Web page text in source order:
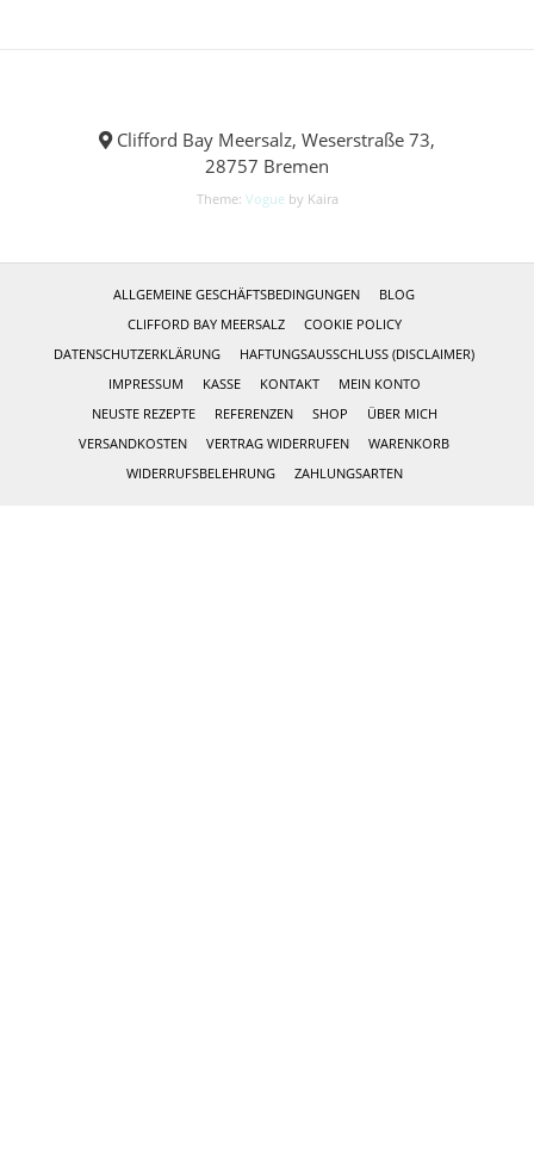
Clifford Bay Meersalz, Weserstraße 73,
28757 Bremen
Theme: Vogue by Kaira
ALLGEMEINE GESCHÄFTSBEDINGUNGEN
BLOG
CLIFFORD BAY MEERSALZ
COOKIE POLICY
DATENSCHUTZERKLÄRUNG
HAFTUNGSAUSSCHLUSS (DISCLAIMER)
IMPRESSUM
KASSE KONTAKT
MEIN KONTO
NEUSTE REZEPTE
REFERENZEN SHOP
ÜBER MICH
VERSANDKOSTEN
VERTRAG WIDERRUFEN
WARENKORB
WIDERRUFSBELEHRUNG
ZAHLUNGSARTEN